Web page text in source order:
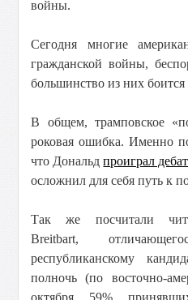
войны.
Сегодня многие
гражданской войны,
большинство из них боится
В общем, трамповское
роковая ошибка. Именно
что Дональдпроиграл
осложнил для себя путь к
Так же посчитали
Breitbart,
республиканскому
полночь (по восточно-
октября 59%